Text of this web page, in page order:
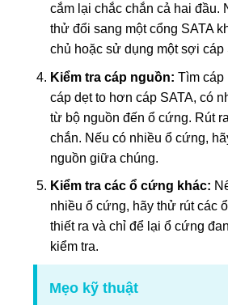
cắm lại chắc chắn cả hai đầu.
thử đổi sang một cổng SATA
chủ hoặc sử dụng một sợi cáp
Kiểm tra cáp nguồn: Tìm cáp
cáp dẹt to hơn cáp SATA, có
từ bộ nguồn đến ổ cứng. Rút
chắn. Nếu có nhiều ổ cứng,
nguồn giữa chúng.
Kiểm tra các ổ cứng khác:
nhiều ổ cứng, hãy thử rút các
thiết ra và chỉ để lại ổ cứng
kiểm tra.
Mẹo kỹ thuật